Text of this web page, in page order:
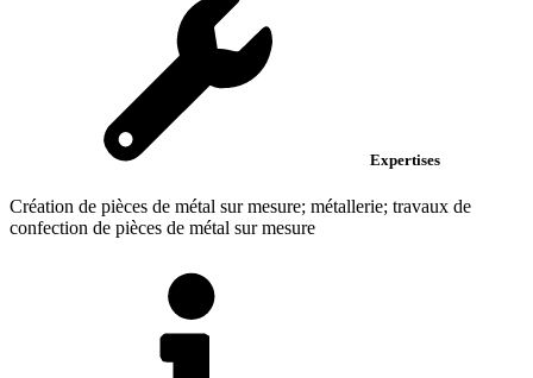
Expertises
Création de pièces de métal sur mesure; métallerie; travaux de
confection de pièces de métal sur mesure